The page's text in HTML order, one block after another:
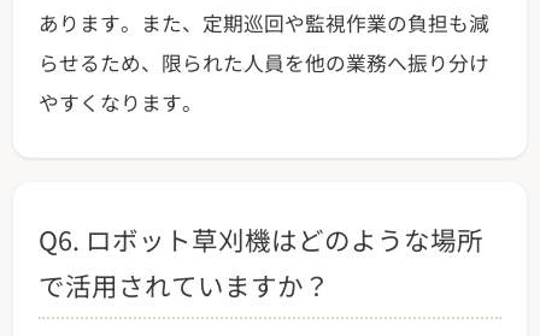
あります。また、定期巡回や監視作業の負担も減
らせるため、限られた人員を他の業務へ振り分け
やすくなります。
Q6. ロボット草刈機はどのような場所
で活用されていますか？